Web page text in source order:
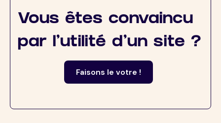
Vous êtes convaincu
par l'utilité d'un site ?
Faisons le votre !